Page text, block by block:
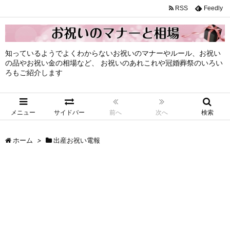
知っているようでよくわからないお祝いのマナーやルール、お祝い
の品やお祝い金の相場など、 お祝いのあれこれや冠婚葬祭のいろい
ろもご紹介します
メニュー サイドバー 前へ 次へ 検索
RSS Feedly
ホーム > 出産お祝い電報